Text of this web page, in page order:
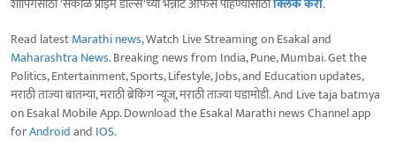
Read latestMarathi news, Watch Live Streaming on Esakal and
Maharashtra News. Breaking news from India, Pune, Mumbai. Get the
Politics, Entertainment, Sports, Lifestyle, Jobs, and Education updates,
मराठी ताज्या बातम्या, मराठी ब्रेकिंग न्यूज, मराठी ताज्या घडामोडी. And Live taja batmya
on Esakal Mobile App. Download the Esakal Marathi news Channel app
forAndroidand IOS.